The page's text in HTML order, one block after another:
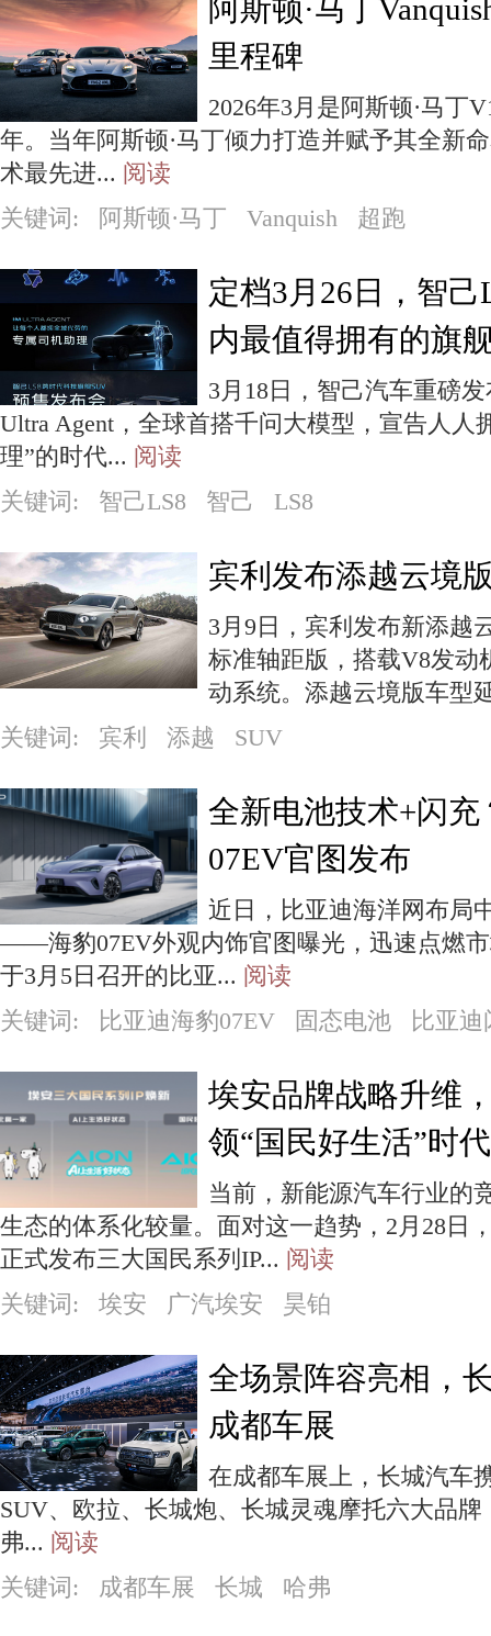
阿斯顿·马丁
里程碑
2026年3月是阿斯顿·马丁
年。当年阿斯顿·马丁倾力打造并赋予其全新
术最先进... 阅读
关键词: 阿斯顿·马丁 Vanquish 超跑
定档3月26日，智
内最值得拥有的旗
3月18日，智己汽车重磅
Ultra Agent，全球首搭千问大模型，宣告人人
理”的时代... 阅读
关键词: 智己LS8 智己 LS8
宾利发布添越云境
3月9日，宾利发布新添越
标准轴距版，搭载V8发动
动系统。添越云境版车型
关键词: 宾利 添越 SUV
全新电池技术+闪
07EV官图发布
近日，比亚迪海洋网布局
——海豹07EV外观内饰官图曝光，迅速点燃
于3月5日召开的比亚... 阅读
关键词: 比亚迪海豹07EV 固态电池 比亚迪
埃安品牌战略升维
领“国民好生活”时代
当前，新能源汽车行业的
生态的体系化较量。面对这一趋势，2月28日
正式发布三大国民系列IP... 阅读
关键词: 埃安 广汽埃安 昊铂
全场景阵容亮相，
成都车展
在成都车展上，长城汽车
SUV、欧拉、长城炮、长城灵魂摩托六大品
弗... 阅读
关键词: 成都车展 长城 哈弗